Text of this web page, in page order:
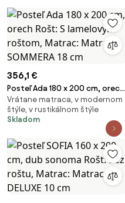
356,1 €
Posteľ Ada 180 x 200 cm, orech
Rošt: S lamelovým roštom,
Matrac: Matrac SOMMERA 18
cm
Vrátane matraca, v modernom
štýle, v rustikálnom štýle
Skladom